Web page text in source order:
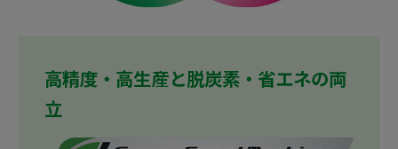
高精度・高生産と脱炭素・省エネの両
立